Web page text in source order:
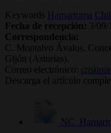
Keywords Hamartoma
Fecha de recepción:
3/
Correspondencia:
C. Montalvo Ávalos.
Gijón (Asturias).
Correo electrónico:
Descarga el artículo